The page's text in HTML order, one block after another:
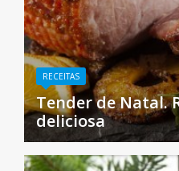
RECEITAS
Tender de Natal.
deliciosa